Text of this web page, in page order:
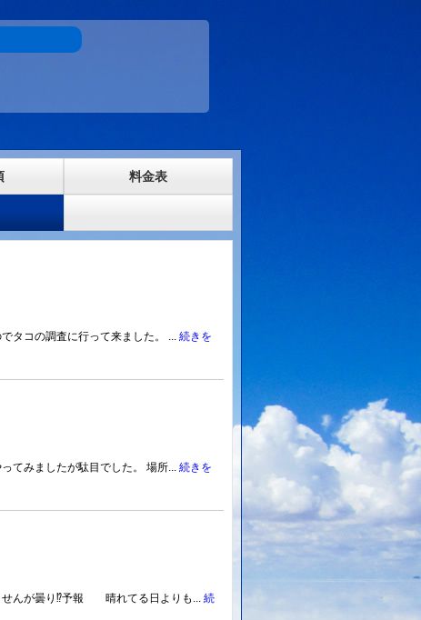
料金表
タコの調査に行って来ました。 ... 続きを
てみましたが駄目でした。 場所... 続きを
せんが曇り⁉️予報 晴れてる日よりも... 続